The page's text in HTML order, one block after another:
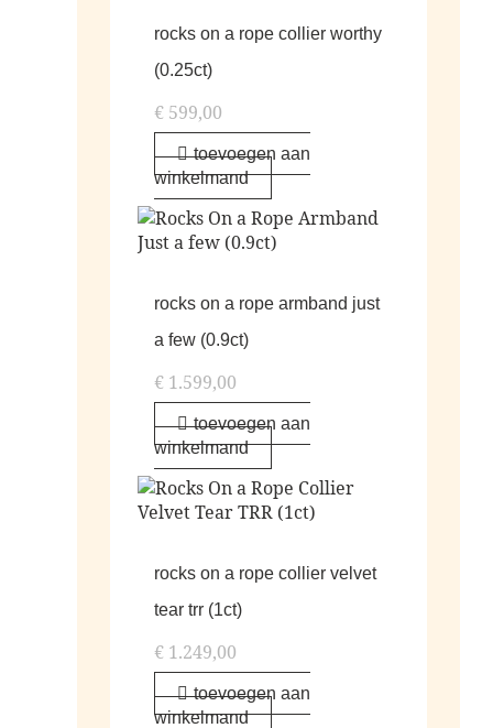
rocks on a rope collier worthy
(0.25ct)
€ 599,00
toevoegen aan
winkelmand
rocks on a rope armband just
a few (0.9ct)
€ 1.599,00
toevoegen aan
winkelmand
rocks on a rope collier velvet
tear trr (1ct)
€ 1.249,00
toevoegen aan
winkelmand